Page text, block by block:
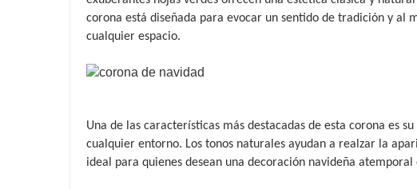
corona está diseñada para evocar un sentido de tradición y al
cualquier espacio.
Una de las características más destacadas de esta corona es
cualquier entorno. Los tonos naturales ayudan a realzar la
ideal para quienes desean una decoración navideña